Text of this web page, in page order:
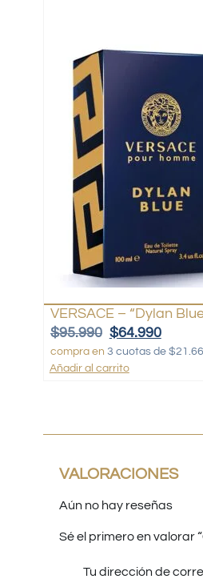
VERSACE – “Dylan
$95.990 $64.990
compra en 3 cuotas de
Añadir al carrito
VALORACIONES
Aún no hay reseñas
Sé el primero en valorar
Tu dirección de